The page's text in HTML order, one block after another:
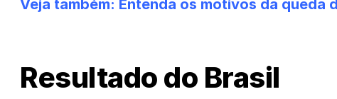
Veja também: Entenda os motivos da queda
Resultado do Brasil